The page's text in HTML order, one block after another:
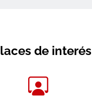
de interés